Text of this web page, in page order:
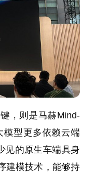
，则是马赫Mind-
模型更多依赖云端
见的原生车端具身
建模技术，能够持